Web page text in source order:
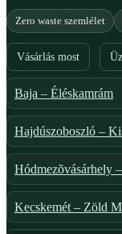
Zero waste szemlélet
Vásárlás most
Baja – Éléskamrám
Hajdúszoboszló –
Hódmezõvásárhely
Kecskemét – Zöld